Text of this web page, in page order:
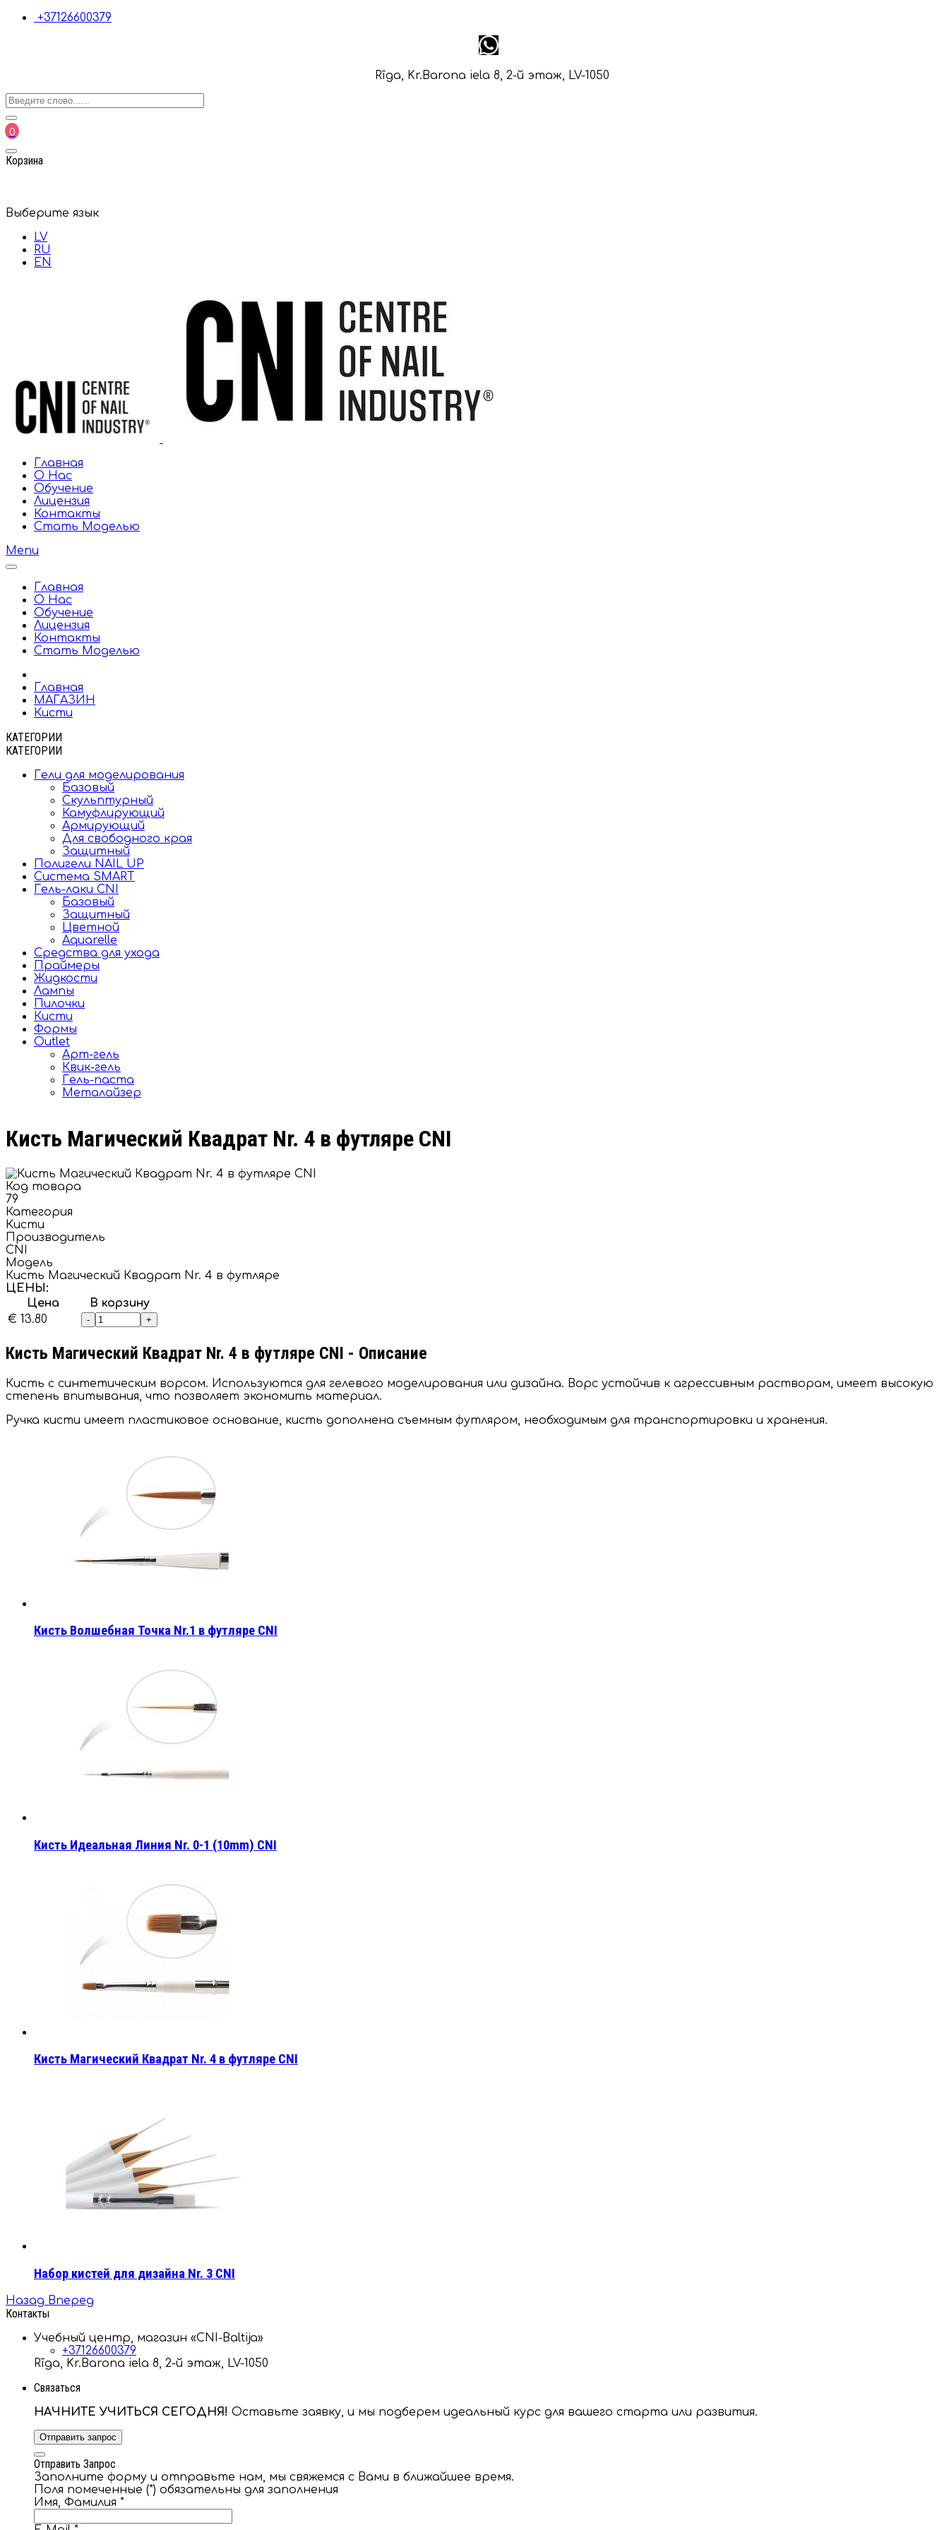
+37126600379
Rīga, Kr.Barona iela 8, 2-й этаж, LV-1050
0
Корзина
Выберите язык
LV
RU
EN
Главная
О Нас
Обучение
Лицензия
Контакты
Стать Моделью
Menu
Главная
О Нас
Обучение
Лицензия
Контакты
Стать Моделью
Главная
МАГАЗИН
Кисти
КАТЕГОРИИ
КАТЕГОРИИ
Гели для моделирования
Базовый
Скульптурный
Камуфлирующий
Армирующий
Для свободного края
Защитный
Полигели NAIL UP
Система SMART
Гель-лаки CNI
Базовый
Защитный
Цветной
Aquarelle
Средства для ухода
Праймеры
Жидкости
Лампы
Пилочки
Кисти
Формы
Outlet
Арт-гель
Квик-гель
Гель-паста
Металайзер
Кисть Магический Квадрат Nr. 4 в футляре CNI
Код товара
79
Категория
Кисти
Производитель
CNI
Модель
Кисть Магический Квадрат Nr. 4 в футляре
ЦЕНЫ:
Цена
В корзину
€ 13.80
- +
Кисть Магический Квадрат Nr. 4 в футляре CNI - Описание
Кисть с синтетическим ворсом. Используются для гелевого моделирования или дизайна. Ворс устойчив к агрессивным растворам, имеет высокую
степень впитывания, что позволяет экономить материал.
Ручка кисти имеет пластиковое основание, кисть дополнена съемным футляром, необходимым для транспортировки и хранения.
Кисть Волшебная Точка Nr.1 в футляре CNI
Кисть Идеальная Линия Nr. 0-1 (10mm) CNI
Кисть Магический Квадрат Nr. 4 в футляре CNI
Набор кистей для дизайна Nr. 3 CNI
Назад Вперед
Контакты
Учебный центр, магазин «CNI-Baltija»
+37126600379
Rīga, Kr.Barona iela 8, 2-й этаж, LV-1050
Связаться
НАЧНИТЕ УЧИТЬСЯ СЕГОДНЯ! Оставьте заявку, и мы подберем идеальный курс для вашего старта или развития.
Отправить запрос
Отправить Запрос
Заполните форму и отправьте нам, мы свяжемся с Вами в ближайшее время.
Поля помеченные (*) обязательны для заполнения
Имя, Фамилия *